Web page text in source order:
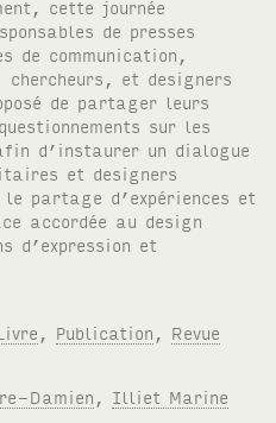
cette journée
de presses
de communication,
et designers
de partager leurs
sur les
d’instaurer un dialogue
et designers
partage d’expériences et
accordée au design
d’expression et
Publication
Revue
Damien
Illiet Marine